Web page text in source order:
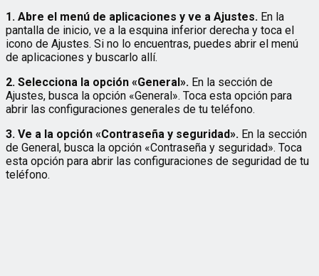
1. Abre el menú de aplicaciones y ve a Ajustes. En la
pantalla de inicio, ve a la esquina inferior derecha y toca el
icono de Ajustes. Si no lo encuentras, puedes abrir el menú
de aplicaciones y buscarlo allí.
2. Selecciona la opción «General». En la sección de
Ajustes, busca la opción «General». Toca esta opción para
abrir las configuraciones generales de tu teléfono.
3. Ve a la opción «Contraseña y seguridad». En la sección
de General, busca la opción «Contraseña y seguridad». Toca
esta opción para abrir las configuraciones de seguridad de tu
teléfono.